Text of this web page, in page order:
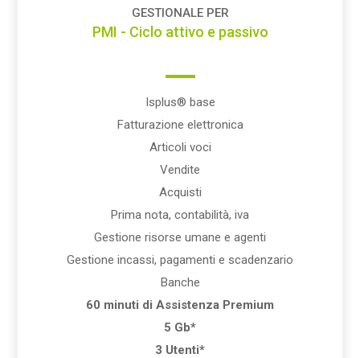
GESTIONALE PER
PMI - Ciclo attivo e passivo
Isplus® base
Fatturazione elettronica
Articoli voci
Vendite
Acquisti
Prima nota, contabilità, iva
Gestione risorse umane e agenti
Gestione incassi, pagamenti e scadenzario
Banche
60 minuti di Assistenza Premium
5 Gb*
3 Utenti*